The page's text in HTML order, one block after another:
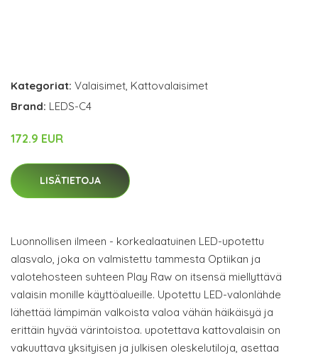
Kategoriat: Valaisimet, Kattovalaisimet
Brand: LEDS-C4
172.9 EUR
LISÄTIETOJA
Luonnollisen ilmeen - korkealaatuinen LED-upotettu
alasvalo, joka on valmistettu tammesta Optiikan ja
valotehosteen suhteen Play Raw on itsensä miellyttävä
valaisin monille käyttöalueille. Upotettu LED-valonlähde
lähettää lämpimän valkoista valoa vähän häikäisyä ja
erittäin hyvää värintoistoa. upotettava kattovalaisin on
vakuuttava yksityisen ja julkisen oleskelutiloja, asettaa